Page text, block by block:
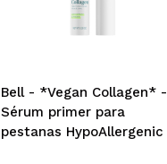
Bell - *Vegan Collagen* -
Sérum primer para
pestanas HypoAllergenic